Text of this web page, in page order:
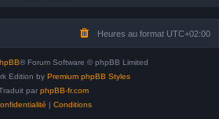
e
Heures au format UTC+02:00
® Forum Software © phpBB Limited
Edition by Premium phpBB Styles
par phpBB-fr.com
| Conditions